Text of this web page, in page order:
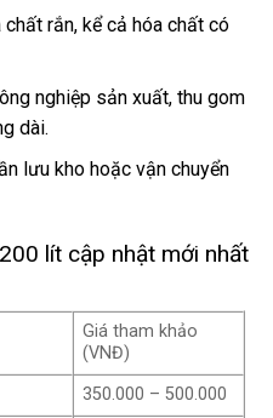
rắn, kể cả hóa chất có
nghiệp sản xuất, thu gom
dài.
lưu kho hoặc vận chuyển
lít cập nhật mới nhất
Giá tham khảo
(VNĐ)
350.000 – 500.000